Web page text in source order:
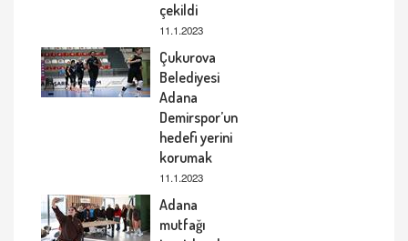
çekildi
11.1.2023
Çukurova
Belediyesi
Adana
Demirspor’un
hedefi yerini
korumak
11.1.2023
Adana
mutfağı